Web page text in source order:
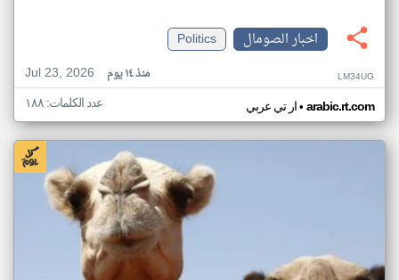
اخبار الصومال
Politics
Jul 23, 2026
منذ ١٤ يوم LM34UG
ار تي عربي• arabic.rt.com عدد الكلمات: ١٨٨